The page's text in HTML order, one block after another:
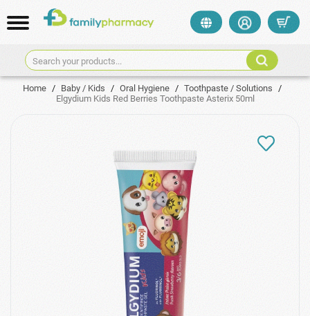
Search your products...
Home / Baby / Kids / Oral Hygiene / Toothpaste / Solutions /
Elgydium Kids Red Berries Toothpaste Asterix 50ml